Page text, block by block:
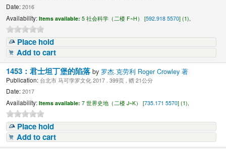
Date: 2016
Availability: Items available: 5 社会科学（二楼 F~H） [592.918 5570] (1),
Place hold
Add to cart
1453：君士坦丁堡的陷落by 罗杰.克劳利 Roger Crowley 著
Publication: 台北市 马可孛罗文化 2017 . 399页 , 赠 21公分
Date: 2017
Availability: Items available: 7 世界史地（二楼 J~K） [735.171 5570] (1),
Place hold
Add to cart